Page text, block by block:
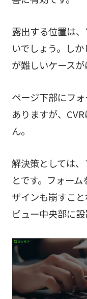
露出する位置は、
いでしょう。し
が難しいケースが
ページ下部にフ
ありますが、
ん。
解決策としては
とです。フォー
ザインも崩すこ
ビュー中央部に設